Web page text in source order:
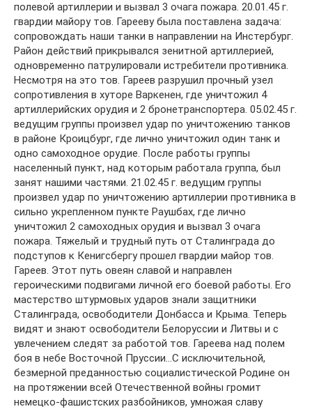
полевой артиллерии и вызвал 3 очага пожара. 20.01.45 г.
гвардии майору тов. Гарееву была поставлена задача:
сопровождать наши танки в направлении на Инстербург.
Район действий прикрывался зенитной артиллерией,
одновременно патрулировали истребители противника.
Несмотря на это тов. Гареев разрушил прочный узел
сопротивления в хуторе Варкенен, где уничтожил 4
артиллерийских орудия и 2 бронетранспортера. 05.02.45 г.
ведущим группы произвел удар по уничтожению танков
в районе Кроицбург, где лично уничтожил один танк и
одно самоходное орудие. После работы группы
населенный пункт, над которым работала группа, был
занят нашими частями. 21.02.45 г. ведущим группы
произвел удар по уничтожению артиллерии противника в
сильно укрепленном пункте Раушбах, где лично
уничтожил 2 самоходных орудия и вызвал 3 очага
пожара. Тяжелый и трудный путь от Сталинграда до
подступов к Кенигсбергу прошел гвардии майор тов.
Гареев. Этот путь овеян славой и направлен
героическими подвигами личной его боевой работы. Его
мастерство штурмовых ударов знали защитники
Сталинграда, освободители Донбасса и Крыма. Теперь
видят и знают освободители Белоруссии и Литвы и с
увлечением следят за работой тов. Гареева над полем
боя в небе Восточной Пруссии…С исключительной,
безмерной преданностью социалистической Родине он
на протяжении всей Отечественной войны громит
немецко-фашистских разбойников, умножая славу